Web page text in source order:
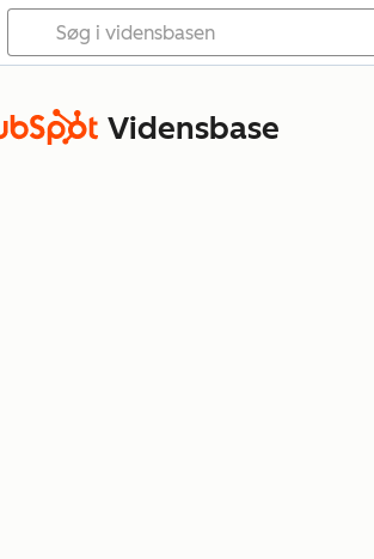
Vidensbase